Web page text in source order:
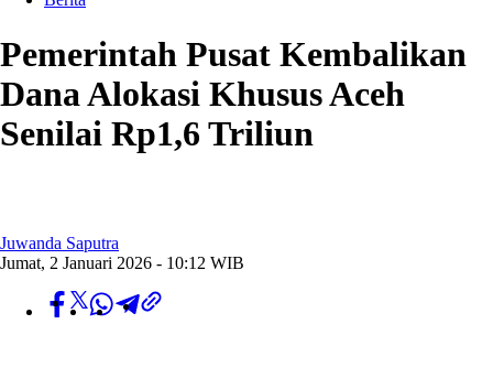
Pemerintah Pusat Kembalikan
Dana Alokasi Khusus Aceh
Senilai Rp1,6 Triliun
Juwanda Saputra
Jumat, 2 Januari 2026 - 10:12 WIB